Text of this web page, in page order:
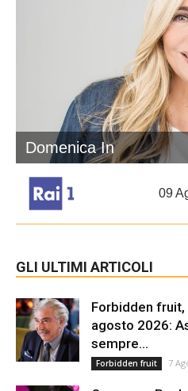
Domenica In
09
GLI ULTIMI ARTICOLI
Forbidden
agosto 2026:
sempre...
Forbidden fruit 7